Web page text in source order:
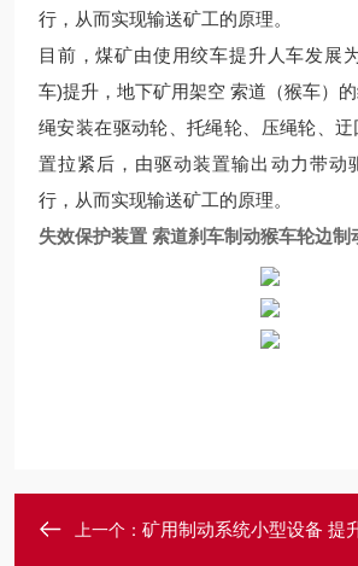
行，从而实现输送矿工的原理。
目前，煤矿由使用绞车提升人车发展
车)提升，地下矿用架空 索道（猴车）
绳安装在驱动轮、托绳轮、压绳轮、
置拉紧后，由驱动装置输出动力带动
行，从而实现输送矿工的原理。
失效保护装置 索道刹车制动猴车轮边制
上一个： 矿用制动系统小型设备 提